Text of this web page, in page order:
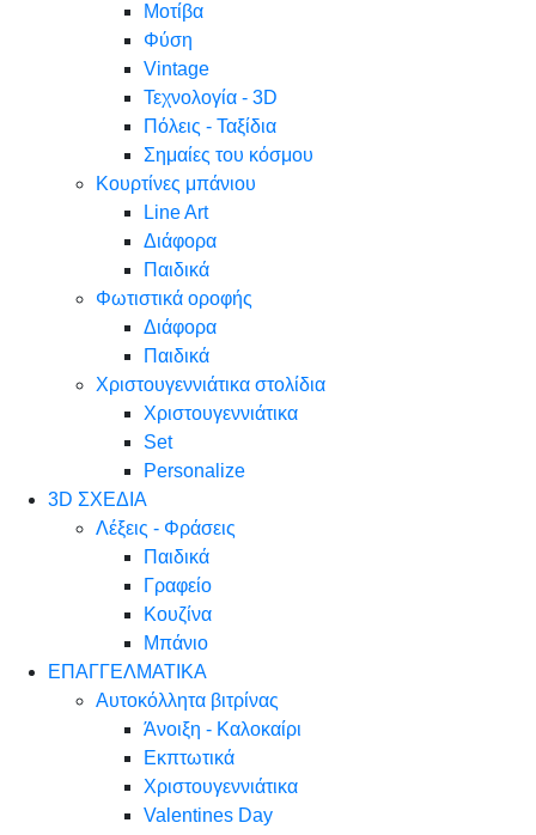
Μοτίβα
Φύση
Vintage
Τεχνολογία - 3D
Πόλεις - Ταξίδια
Σημαίες του κόσμου
Κουρτίνες μπάνιου
Line Art
Διάφορα
Παιδικά
Φωτιστικά οροφής
Διάφορα
Παιδικά
Χριστουγεννιάτικα στολίδια
Χριστουγεννιάτικα
Set
Personalize
3D ΣΧΕΔΙΑ
Λέξεις - Φράσεις
Παιδικά
Γραφείο
Κουζίνα
Μπάνιο
ΕΠΑΓΓΕΛΜΑΤΙΚΑ
Αυτοκόλλητα βιτρίνας
Άνοιξη - Καλοκαίρι
Εκπτωτικά
Χριστουγεννιάτικα
Valentines Day